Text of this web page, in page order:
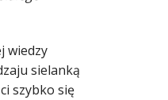
wiedzy
sielanką
szybko się